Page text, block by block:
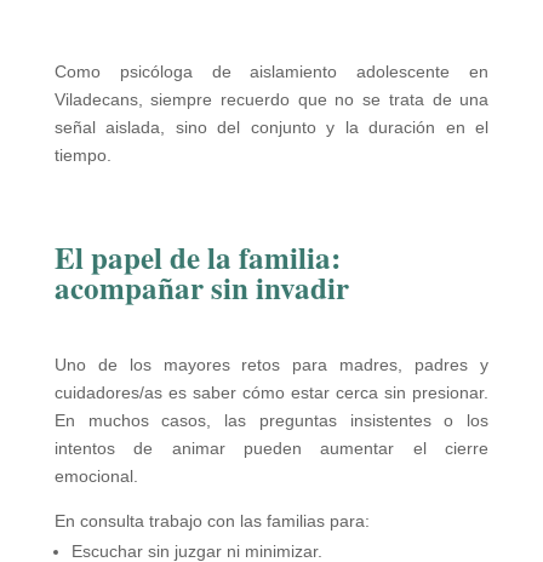
Como psicóloga de aislamiento adolescente en
Viladecans, siempre recuerdo que no se trata de una
señal aislada, sino del conjunto y la duración en el
tiempo.
El papel de la familia:
acompañar sin invadir
Uno de los mayores retos para madres, padres y
cuidadores/as es saber cómo estar cerca sin presionar.
En muchos casos, las preguntas insistentes o los
intentos de animar pueden aumentar el cierre
emocional.
En consulta trabajo con las familias para:
Escuchar sin juzgar ni minimizar.